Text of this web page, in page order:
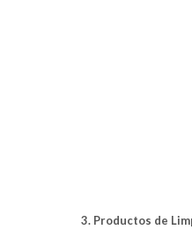
3. Productos de